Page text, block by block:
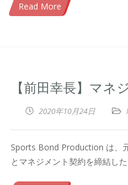
Read More
【前田幸長】マネ
2020年10月24日
Sports Bond Production は、
とマネジメント契約を締結し